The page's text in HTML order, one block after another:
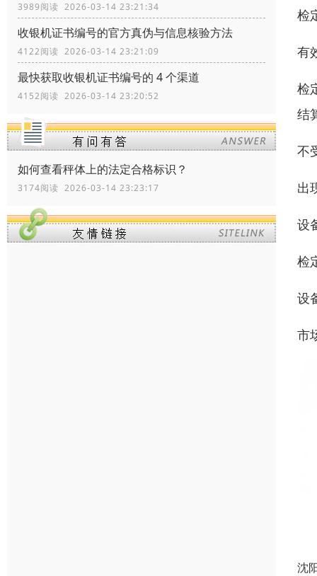
3989阅读 2026-03-14 23:21:34
收银机证书编号的官方真伪与信息核验方法
4122阅读 2026-03-14 23:21:09
最快获取收银机证书编号的 4 个渠道
4152阅读 2026-03-14 23:20:52
如何查看秤体上的法定合格标识？
3174阅读 2026-03-14 23:23:17
检
有
检
结
不
出
设
检
设
市
沈